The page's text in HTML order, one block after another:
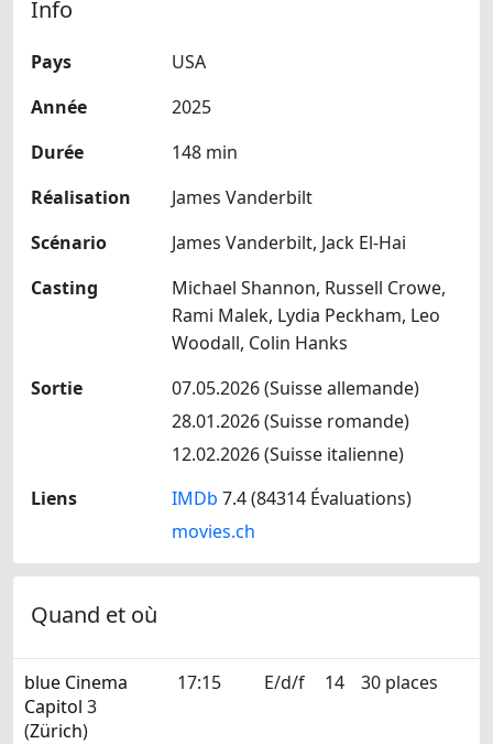
Info
Pays
USA
Année
2025
Durée
148 min
Réalisation
James Vanderbilt
Scénario
James Vanderbilt, Jack El-Hai
Casting
Michael Shannon, Russell Crowe,
Rami Malek, Lydia Peckham, Leo
Woodall, Colin Hanks
Sortie
07.05.2026 (Suisse allemande)
28.01.2026 (Suisse romande)
12.02.2026 (Suisse italienne)
Liens
IMDb 7.4 (84314 Évaluations)
movies.ch
Quand et où
blue Cinema
Capitol 3
(Zürich)
17:15 E/d/f 14 30 places